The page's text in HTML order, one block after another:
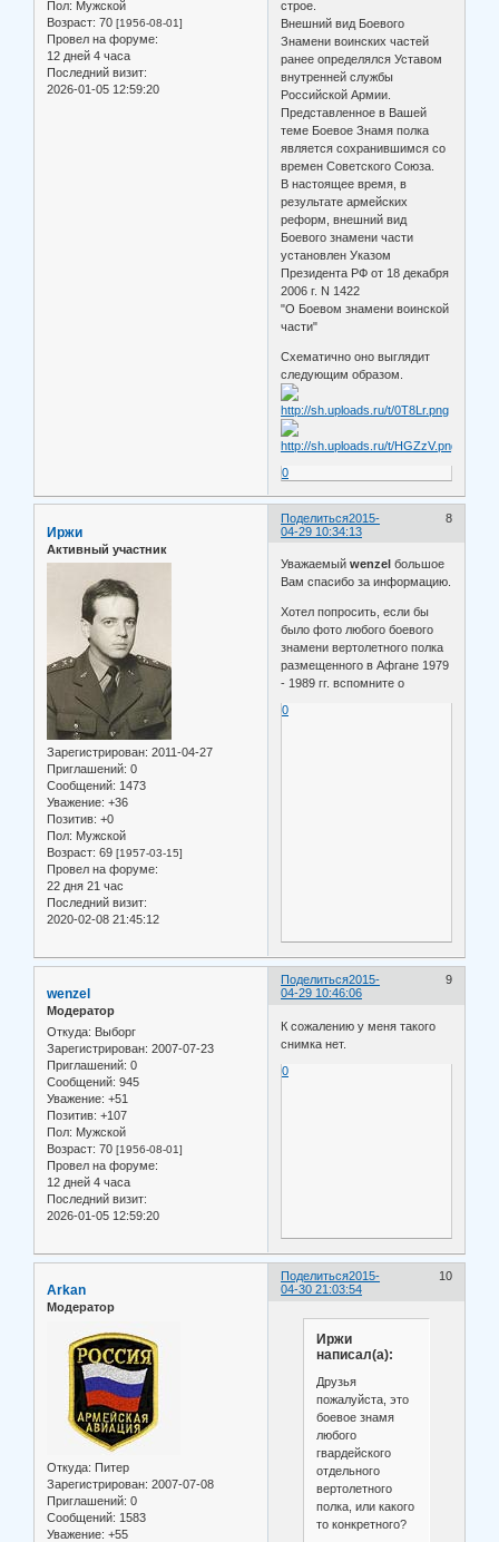
Пол: Мужской
Возраст: 70 [1956-08-01]
Провел на форуме:
12 дней 4 часа
Последний визит:
2026-01-05 12:59:20
строе.
Внешний вид Боевого
Знамени воинских частей
ранее определялся Уставом
внутренней службы
Российской Армии.
Представленное в Вашей
теме Боевое Знамя полка
является сохранившимся со
времен Советского Союза.
В настоящее время, в
результате армейских
реформ, внешний вид
Боевого знамени части
установлен Указом
Президента РФ от 18 декабря
2006 г. N 1422
"О Боевом знамени воинской
части"
Схематично оно выглядит
следующим образом.
0
Поделиться 8
2015-
04-29 10:34:13
Иржи
Активный участник
Зарегистрирован: 2011-04-27
Приглашений: 0
Сообщений: 1473
Уважение: +36
Позитив: +0
Пол: Мужской
Возраст: 69 [1957-03-15]
Провел на форуме:
22 дня 21 час
Последний визит:
2020-02-08 21:45:12
Уважаемыйwenzel большое
Вам спасибо за информацию.
Хотел попросить, если бы
было фото любого боевого
знамени вертолетного полка
размещенного в Афгане 1979
- 1989 гг. вспомните о
0
Поделиться 9
2015-
04-29 10:46:06
wenzel
Модератор
Откуда: Выборг
Зарегистрирован: 2007-07-23
Приглашений: 0
Сообщений: 945
Уважение: +51
Позитив: +107
Пол: Мужской
Возраст: 70 [1956-08-01]
Провел на форуме:
12 дней 4 часа
Последний визит:
2026-01-05 12:59:20
К сожалению у меня такого
снимка нет.
0
Поделиться 10
2015-
04-30 21:03:54
Arkan
Модератор
Откуда: Питер
Зарегистрирован: 2007-07-08
Приглашений: 0
Сообщений: 1583
Уважение: +55
Иржи
написал(а):
Друзья
пожалуйста, это
боевое знамя
любого
гвардейского
отдельного
вертолетного
полка, или какого
то конкретного?